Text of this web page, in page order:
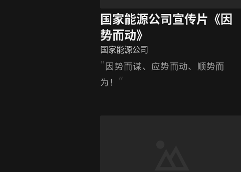
国家能源公司宣传片《因
势而动》
国家能源公司
因势而谋、应势而动、顺势而
为！